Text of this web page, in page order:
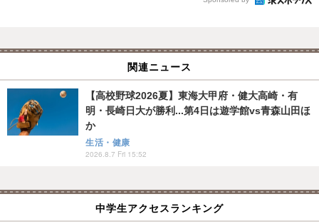
関連ニュース
【高校野球2026夏】東海大甲府・健大高崎・有
明・長崎日大が勝利...第4日は遊学館vs青森山田ほ
か
生活・健康
2026.8.7 Fri 15:52
中学生アクセスランキング